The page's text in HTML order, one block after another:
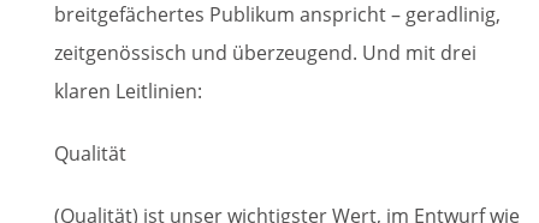
breitgefächertes Publikum anspricht – geradlinig,
zeitgenössisch und überzeugend. Und mit drei
klaren Leitlinien:
Qualität
(Qualität) ist unser wichtigster Wert, im Entwurf wie